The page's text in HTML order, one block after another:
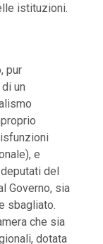
istituzioni.
pur
un
e
del
Governo, sia
sbagliato.
che sia
dotata